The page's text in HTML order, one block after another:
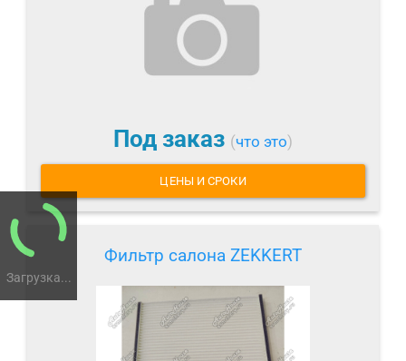
Загрузка...
Под заказ (что это)
ЦЕНЫ И СРОКИ
Фильтр салона ZEKKERT